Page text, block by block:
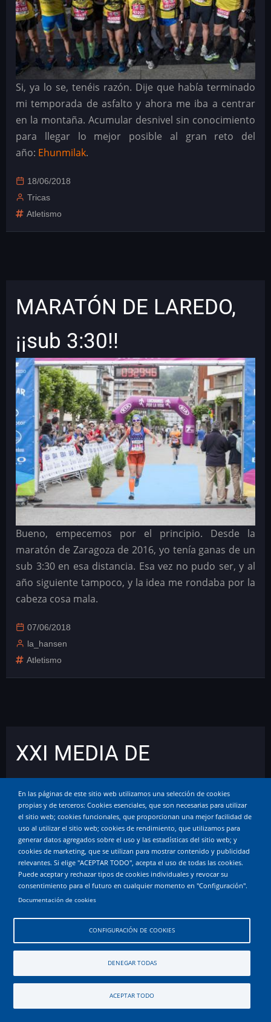
En las páginas de este sitio web utilizamos una selección de cookies
propias y de terceros: Cookies esenciales, que son necesarias para utilizar
el sitio web; cookies funcionales, que proporcionan una mejor facilidad de
uso al utilizar el sitio web; cookies de rendimiento, que utilizamos para
generar datos agregados sobre el uso y las estadísticas del sitio web; y
cookies de marketing, que se utilizan para mostrar contenido y publicidad
relevantes. Si elige "ACEPTAR TODO", acepta el uso de todas las cookies.
Puede aceptar y rechazar tipos de cookies individuales y revocar su
consentimiento para el futuro en cualquier momento en "Configuración".
Documentación de cookies
CONFIGURACIÓN DE COOKIES
DENEGAR TODAS
ACEPTAR TODO
Si, ya lo se, tenéis razón. Dije que había terminado
mi temporada de asfalto y ahora me iba a centrar
en la montaña. Acumular desnivel sin conocimiento
para llegar lo mejor posible al gran reto del
año: Ehunmilak.
18/06/2018
Tricas
Atletismo
MARATÓN DE LAREDO,
¡¡sub 3:30!!
Bueno, empecemos por el principio. Desde la
maratón de Zaragoza de 2016, yo tenía ganas de un
sub 3:30 en esa distancia. Esa vez no pudo ser, y al
año siguiente tampoco, y la idea me rondaba por la
cabeza cosa mala.
07/06/2018
la_hansen
Atletismo
XXI MEDIA DE
ZARAGOZA,
reconciliándome con la
distancia.